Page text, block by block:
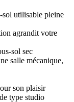
sol utilisable pleine
agrandit votre
sol sec
salle mécanique,
son plaisir
type studio